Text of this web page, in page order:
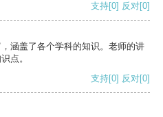
支持[0] 反对[0]
涵盖了各个学科的知识。老师的讲
点。
支持[0] 反对[0]